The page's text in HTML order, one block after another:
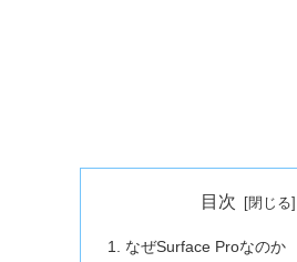
目次
なぜSurface Proなのか